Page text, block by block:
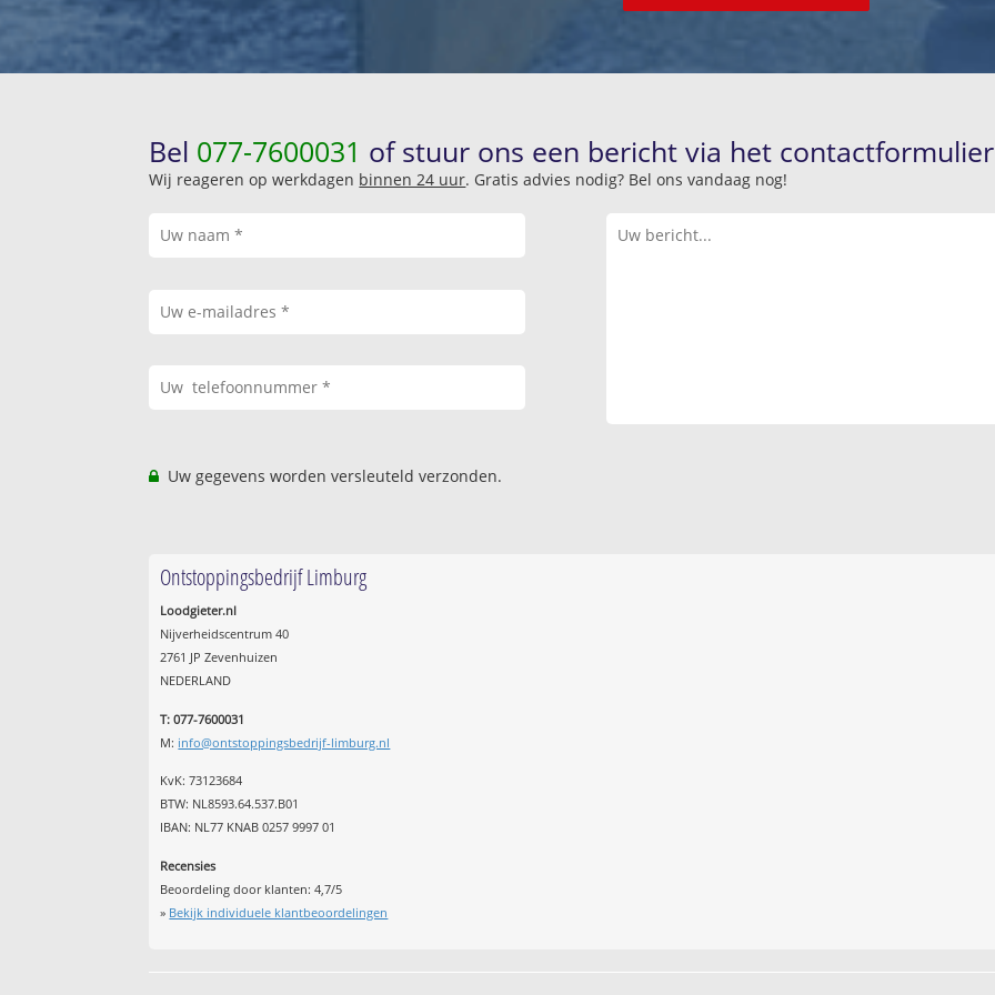
Bel 077-7600031 of stuur ons een bericht via het
Wij reageren op werkdagen binnen 24 uur. Gratis advies nodig? Bel ons vandaag nog!
Uw gegevens worden versleuteld verzonden.
Ontstoppingsbedrijf Limburg
Loodgieter.nl
Nijverheidscentrum 40
2761 JP Zevenhuizen
NEDERLAND
T: 077-7600031
M: info@ontstoppingsbedrijf-limburg.nl
KvK: 73123684
BTW: NL8593.64.537.B01
IBAN: NL77 KNAB 0257 9997 01
Recensies
Beoordeling door klanten:4,7/5
» Bekijk individuele klantbeoordelingen